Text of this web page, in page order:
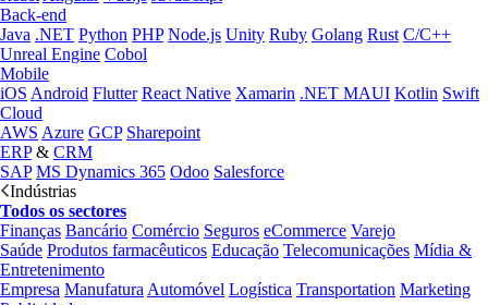
Back-end
Java .NET Python PHP Node.js Unity Ruby Golang Rust C/C++
Unreal Engine Cobol
Mobile
iOS Android Flutter React Native Xamarin .NET MAUI Kotlin Swift
Cloud
AWS Azure GCP Sharepoint
ERP& CRM
SAP MS Dynamics 365 Odoo Salesforce
Indústrias
Todos os sectores
Finanças Bancário Comércio Seguros eCommerce Varejo
Saúde Produtos farmacêuticos Educação Telecomunicações Mídia &
Entretenimento
Empresa Manufatura Automóvel Logística Transportation Marketing